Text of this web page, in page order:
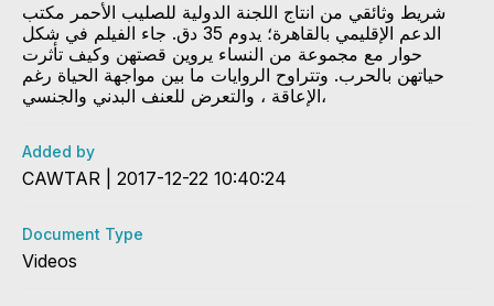
شريط وثائقي من انتاج اللجنة الدولية للصليب الأحمر مكتب
الدعم الإقليمي بالقاهرة؛ يدوم 35 دق. جاء الفيلم في شكل
حوار مع مجموعة من النساء يروين قصتهن وكيف تأثرت
حياتهن بالحرب. وتتراوح الروايات ما بين مواجهة الحياة رغم
الإعاقة ، والتعرض للعنف البدني والجنسي،
Added by
CAWTAR | 2017-12-22 10:40:24
Document Type
Videos